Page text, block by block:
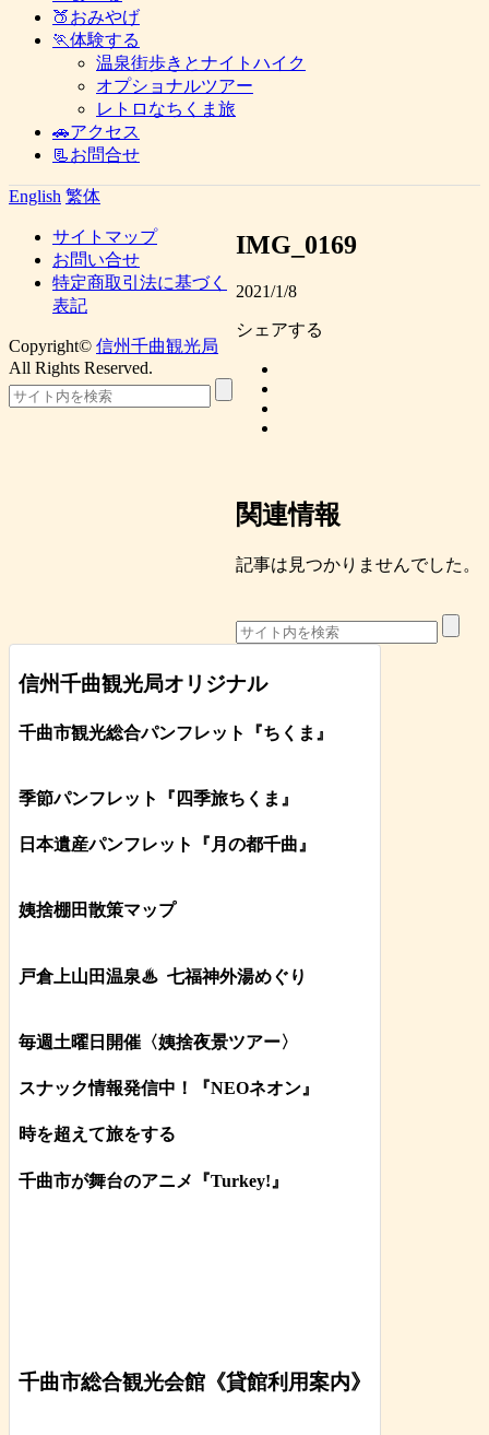
🍑おみやげ
🏃体験する
温泉街歩きとナイトハイク
オプショナルツアー
レトロなちくま旅
🚗アクセス
📃お問合せ
English 繁体
IMG_0169
2021/1/8
シェアする
関連情報
記事は見つかりませんでした。
信州千曲観光局オリジナル
千曲市観光総合パンフレット 『ちくま 』
季節パンフレット『四季旅ちくま』
日本遺産パンフレット 『月の都千曲 』
姨捨棚田散策マップ
戸倉上山田温泉♨ 七福神外湯めぐり
毎週土曜日開催〈姨捨夜景ツアー〉
スナック情報発信中！『NEOネオン』
時を超えて旅をする
千曲市が舞台のアニメ『Turkey!』
千曲市総合観光会館《貸館利用案内》
サイトマップ
お問い合せ
特定商取引法に基づく
表記
Copyright© 信州千曲観光局
All Rights Reserved.